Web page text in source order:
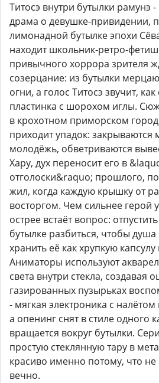
Титосэ внутри бутылки рамунэ
драма о девушке-привидении,
лимонадной бутылке эпохи
находит школьник-ретро-
привычного хоррора зрителя
созерцание: из бутылки
огни, а голос Титосэ звучит,
пластинка с шорохом иглы.
в крохотном приморском
приходит упадок: закрываются
молодёжь, обветриваются
Хару, дух переносит его в
отголоски&raquo; прошлого,
жил, когда каждую крышку от
восторгом. Чем сильнее герой
острее встаёт вопрос:
бутылке разбиться, чтобы
хранить её как хрупкую
Аниматоры используют
света внутри стекла, создавая
газированных пузырьках
- мягкая электроника с
а опенинг снят в стиле одного
вращается вокруг бутылки.
простую стеклянную тару в
красиво именно потому, что не
вечно.